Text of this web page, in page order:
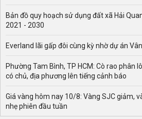
Bản đồ quy hoạch sử dụng đất xã Hải
2021 - 2030
Everland lãi gấp đôi cùng kỳ nhờ dự án
Phường Tam Bình, TP HCM: Cò rao phân
có chủ, địa phương lên tiếng cảnh báo
Giá vàng hôm nay 10/8: Vàng SJC giảm,
nhẹ phiên đầu tuần